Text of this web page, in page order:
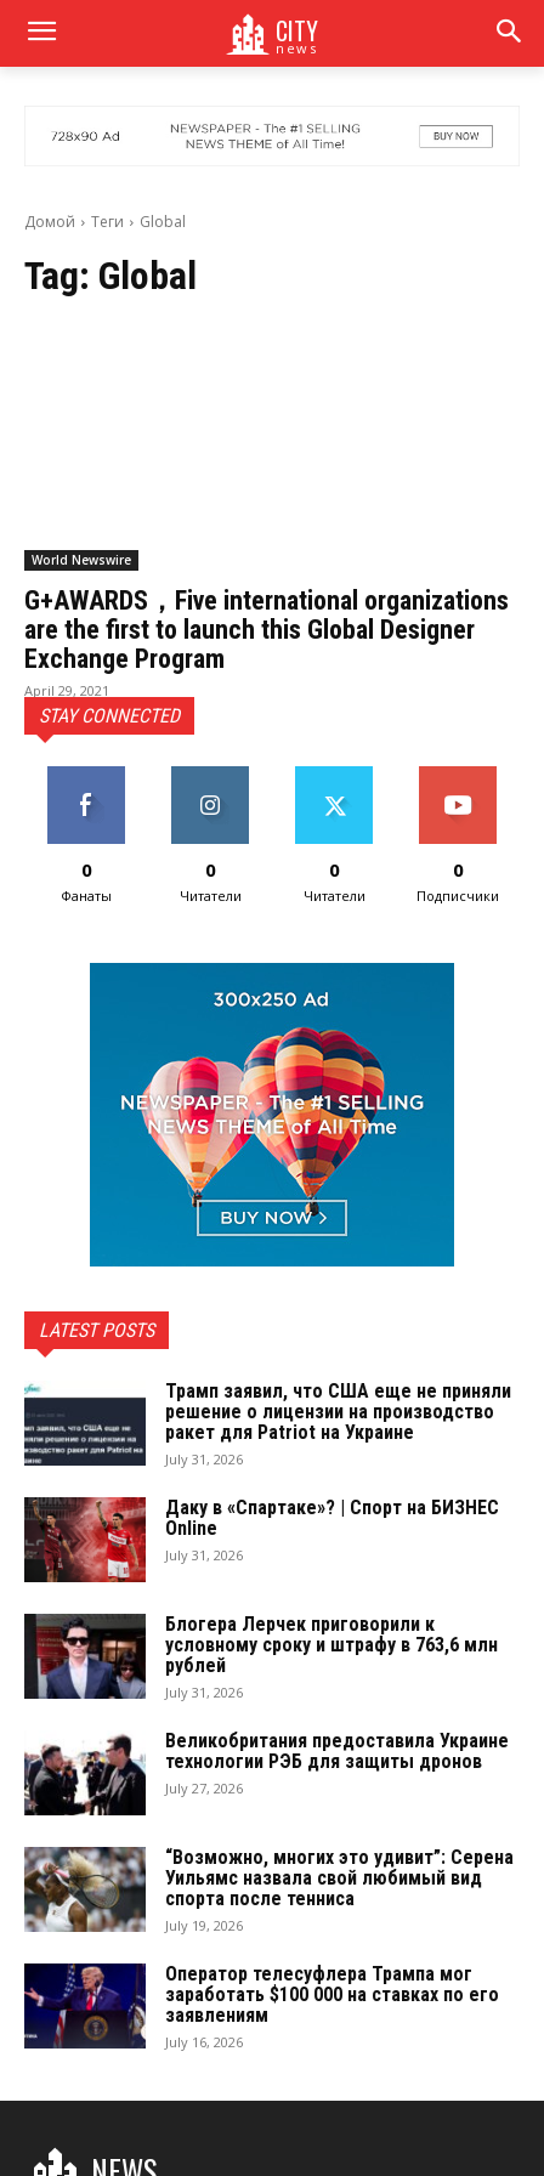
CITY
news
Домой Теги Global
Tag: Global
World Newswire
G+AWARDS，Five international organizations
are the first to launch this Global Designer
Exchange Program
April 29, 2021
STAY CONNECTED
0
Фанаты
0
Читатели
0
Читатели
0
Подписчики
LATEST POSTS
Трамп заявил, что США еще не приняли
решение о лицензии на производство
ракет для Patriot на Украине
July 31, 2026
Даку в «Спартаке»? | Спорт на БИЗНЕС
Online
July 31, 2026
Блогера Лерчек приговорили к
условному сроку и штрафу в 763,6 млн
рублей
July 31, 2026
Великобритания предоставила Украине
технологии РЭБ для защиты дронов
July 27, 2026
“Возможно, многих это удивит”: Серена
Уильямс назвала свой любимый вид
спорта после тенниса
July 19, 2026
Оператор телесуфлера Трампа мог
заработать $100 000 на ставках по его
заявлениям
July 16, 2026